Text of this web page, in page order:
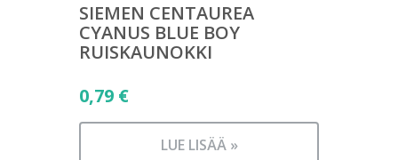
SIEMEN CENTAUREA
CYANUS BLUE BOY
RUISKAUNOKKI
0,79 €
LUE LISÄÄ »